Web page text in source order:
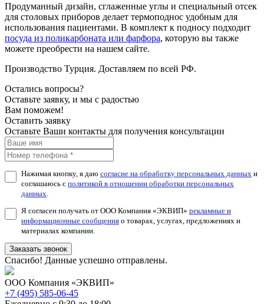
Продуманный дизайн, сглаженные углы и специальный отсек
для столовых приборов делает термоподнос удобным для
использования пациентами. В комплект к подносу подходит
посуда из поликарбоната или фарфора, которую вы также
можете преобрести на нашем сайте.
Производство Турция. Доставляем по всей РФ.
Остались вопросы?
Оставьте заявку, и мы с радостью
Вам поможем!
Оставить заявку
Оставьте Ваши контакты для получения консультации
Нажимая кнопку, я даю согласие на обработку персональных данных и
соглашаюсь с политикой в отношении обработки персональных
данных
Я согласен получать от ООО Компания «ЭКВИП» рекламные и
информационные сообщения о товарах, услугах, предложениях и
материалах компании.
Заказать звонок
Спасибо! Данные успешно отправлены.
ООО Компания «ЭКВИП»
+7 (495) 585-06-45